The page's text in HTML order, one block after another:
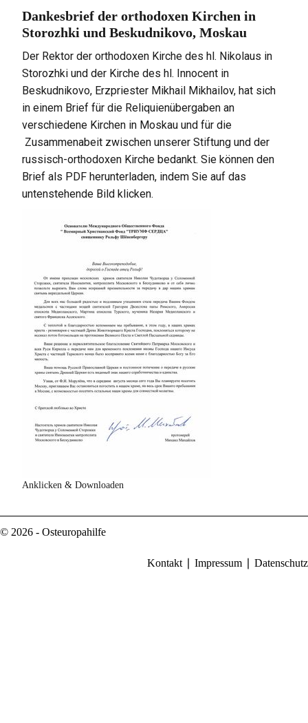
Dankesbrief der orthodoxen Kirchen in
Storozhki und Beskudnikovo, Moskau
Der Rektor der orthodoxen Kirche des hl. Nikolaus in
Storozhki und der Kirche des hl. Innocent in
Beskudnikovo, Erzpriester Mikhail Mikhailov, hat sich
in einem Brief für die Reliquienübergaben an
verschiedene Kirchen in Moskau und für die
Zusammenabeit zwischen unserer Stiftung und der
russisch-orthodoxen Kirche bedankt. Sie können den
Brief als PDF herunterladen, indem Sie auf das
untenstehende Bild klicken.
Anklicken & Downloaden
© 2026 - Osteuropahilfe
Kontakt Impressum Datenschutz